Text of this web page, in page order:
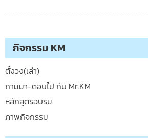
กิจกรรม KM
ตั้งวง(เล่า)
ถามมา-ตอบไป กับ Mr.KM
หลักสูตรอบรม
ภาพกิจกรรม